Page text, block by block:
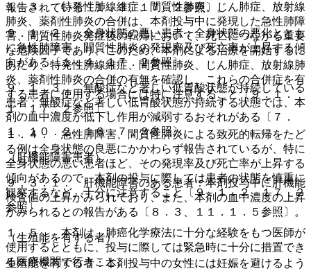
報告されている〔１．３、１７．２参照〕。
９．１．２． 全身状態の悪い患者：全身状態の悪化ととも
に急性肺障害、間質性肺炎の発現率及び死亡率が上昇する傾
向がある〔１．４、１７．２参照〕。
９．１．３． 無酸症など著しい低胃酸状態が持続している
患者：無酸症など著しい低胃酸状態が持続する状態では、本
剤の血中濃度が低下し作用が減弱するおそれがある〔７．
１、１０．２、１６．７．３参照〕。
（肝機能障害患者）
９．３．１． 肝機能障害のある患者：本剤投与中に肝機能
検査値の上昇がみられており、また、本剤の血中濃度の上昇
がみられるとの報告がある〔８．３、１１．１．５参照〕。
（生殖能を有する者）
生殖能を有する者：本剤投与中の女性には妊娠を避けるよう
１．３． 特発性肺線維症、間質性肺炎、じん肺症、放射線
肺炎、薬剤性肺炎の合併は、本剤投与中に発現した急性肺障
害、間質性肺炎発症後の転帰において、死亡につながる重要
な危険因子であり、このため、本剤による治療を開始するに
あたり、特発性肺線維症、間質性肺炎、じん肺症、放射線肺
炎、薬剤性肺炎の合併の有無を確認し、これらの合併症を有
する患者に使用する場合には特に注意すること〔９．１．
１、１７．２参照〕。
１．４． 急性肺障害、間質性肺炎による致死的転帰をたど
る例は全身状態の良悪にかかわらず報告されているが、特に
全身状態の悪い患者ほど、その発現率及び死亡率が上昇する
傾向があるので、本剤の投与に際しては患者の状態を慎重に
観察するなど、十分に注意すること〔９．１．２、１７．２
参照〕。
１．５． 本剤は、肺癌化学療法に十分な経験をもつ医師が
使用するとともに、投与に際しては緊急時に十分に措置でき
る医療機関で行うこと。